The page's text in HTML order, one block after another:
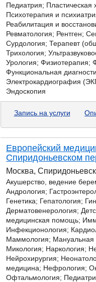
Педиатрия; Пластическая
Психотерапия и
Реабилитация и
Ревматология; Рентген;
Сурдология; Терапевт
Трихология;
Урология; Физиотерапия;
Функциональная
Электрокардиография
Эндоскопия
Запись на услуги
Европейский
Спиридоньевском
Москва,
Акушерство, ведение
Андрология;
Генетика; Гепатология;
Дерматовенерология;
медицинская помощь;
Инфекционология;
Маммология; Мануальная
Микология; Наркология;
Нейрохирургия;
медицина; Нефрология;
Офтальмология;